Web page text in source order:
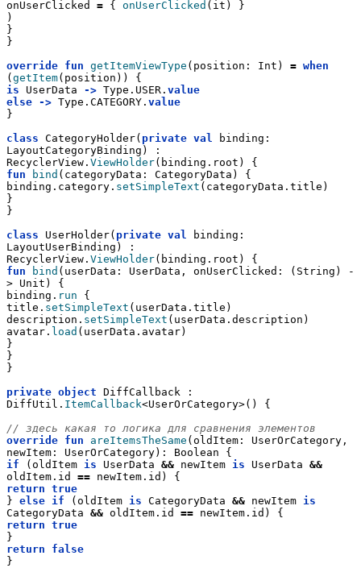
onUserClicked = { onUserClicked (it) }
)
}
}
override fun getItemViewType (position: Int) = when
( getItem(position)) {
is UserData -> Type.USER. value
else -> Type.CATEGORY. value
}
class CategoryHolder( private val
binding:
LayoutCategoryBinding) :
RecyclerView. ViewHolder(binding.root) {
fun
bind (categoryData: CategoryData) {
binding.category. setSimpleText (categoryData.title)
}
}
class UserHolder( private val
binding:
LayoutUserBinding) :
RecyclerView. ViewHolder(binding.root) {
fun
bind (userData: UserData, onUserClicked: (String) -
> Unit) {
binding. run {
title. setSimpleText (userData.title)
description. setSimpleText (userData.description)
avatar. load (userData.avatar)
}
}
}
private object DiffCallback :
DiffUtil. ItemCallback<UserOrCategory>() {
// здесь какая то логика для сравнения элементов
override fun areItemsTheSame (oldItem: UserOrCategory,
newItem: UserOrCategory): Boolean {
if (oldItem is UserData && newItem is UserData &&
oldItem.id == newItem.id) {
return true
} else if (oldItem is CategoryData && newItem is
CategoryData && oldItem.id == newItem.id) {
return true
}
return
false
}